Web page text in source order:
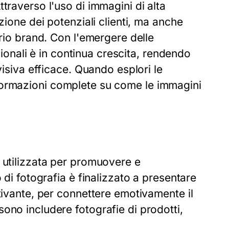
l'uso di immagini di alta
dei potenziali clienti, ma anche
brand. Con l'emergere delle
è in continua crescita, rendendo
efficace. Quando esplori le
complete su come le immagini
per promuovere e
fotografia è finalizzato a presentare
per connettere emotivamente il
includere fotografie di prodotti,